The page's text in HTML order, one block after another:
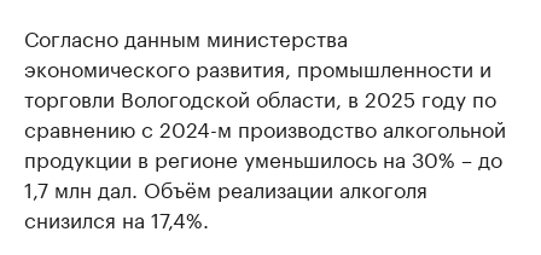
Согласно данным министерства
экономического развития, промышленности и
торговли Вологодской области, в 2025 году по
сравнению с 2024-м производство алкогольной
продукции в регионе уменьшилось на 30% – до
1,7 млн дал. Объём реализации алкоголя
снизился на 17,4%.